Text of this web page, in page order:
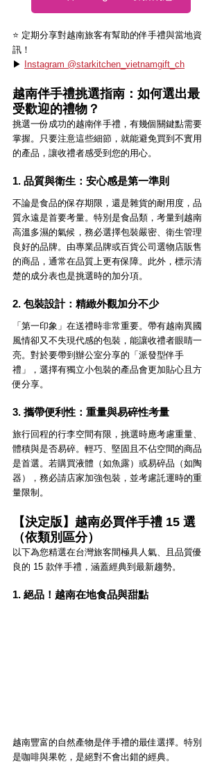
⭐️ 定期分享對越南旅客有幫助的伴手禮與當地資
訊！
▶
Instagram @starkitchen_vietnamgift_ch
越南伴手禮挑選指南：如何選出最
受歡迎的禮物？
挑選一份成功的越南伴手禮，有幾個關鍵點需要
掌握。只要注意這些細節，就能避免買到不實用
的產品，讓收禮者感受到您的用心。
1. 品質與衛生：安心感是第一準則
不論是食品的保存期限，還是雜貨的耐用度，品
質永遠是首要考量。特別是食品類，考量到越南
高溫多濕的氣候，務必選擇包裝嚴密、衛生管理
良好的品牌。由專業品牌或百貨公司選物店販售
的商品，通常在品質上更有保障。此外，標示清
楚的成分表也是挑選時的加分項。
2. 包裝設計：精緻外觀加分不少
「第一印象」在送禮時非常重要。帶有越南異國
風情卻又不失現代感的包裝，能讓收禮者眼睛一
亮。對於要帶到辦公室分享的「派發型伴手
禮」，選擇有獨立小包裝的產品會更加貼心且方
便分享。
3. 攜帶便利性：重量與易碎性考量
旅行回程的行李空間有限，挑選時應考慮重量、
體積與是否易碎。輕巧、堅固且不佔空間的商品
是首選。若購買液體（如魚露）或易碎品（如陶
器），務必請店家加強包裝，並考慮託運時的重
量限制。
【決定版】越南必買伴手禮 15 選
（依類別區分）
以下為您精選在台灣旅客間極具人氣、且品質優
良的 15 款伴手禮，涵蓋經典到最新趨勢。
1. 絕品！越南在地食品與甜點
越南豐富的自然產物是伴手禮的最佳選擇。特別
是咖啡與果乾，是絕對不會出錯的經典。